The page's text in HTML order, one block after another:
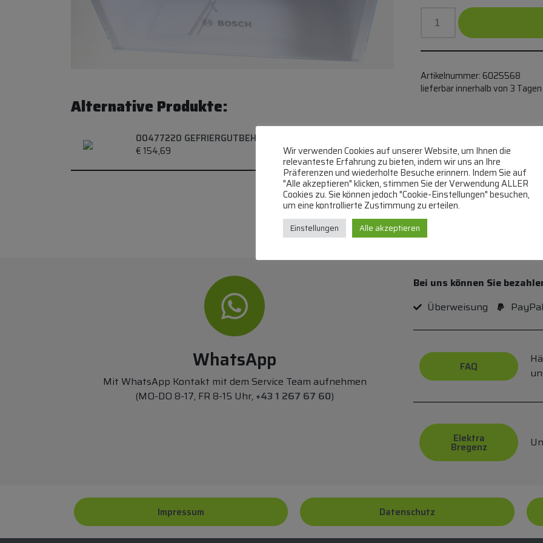
Alternative Produkte:
00477220 GEFRIERGUTBEHÄLTER
€ 154,69
Artikelnummer: 6025568
lieferbar innerhalb von 3 Tagen
WhatsApp
Mit WhatsApp Kontakt mit dem Service Team aufnehmen
(MO-DO 8-17, FR 8-15 Uhr, +43 1 267 67 60)
Bei uns können Sie
Überweisung
PayPal
FAQ
Elektra
Bregenz
Impressum Datenschutz
Wir verwenden Cookies auf unserer Website, um Ihnen die
relevanteste Erfahrung zu bieten, indem wir uns an Ihre
Präferenzen und wiederholte Besuche erinnern. Indem Sie auf
"Alle akzeptieren" klicken, stimmen Sie der Verwendung ALLER
Cookies zu. Sie können jedoch "Cookie-Einstellungen" besuchen,
um eine kontrollierte Zustimmung zu erteilen.
Einstellungen Alle akzeptieren